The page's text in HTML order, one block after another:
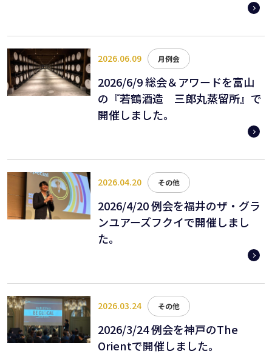
2026.06.09 月例会
2026/6/9 総会＆アワードを富山
の『若鶴酒造 三郎丸蒸留所』で
開催しました。
2026.04.20 その他
2026/4/20 例会を福井のザ・グラ
ンユアーズフクイで開催しまし
た。
2026.03.24 その他
2026/3/24 例会を神戸のThe
Orientで開催しました。